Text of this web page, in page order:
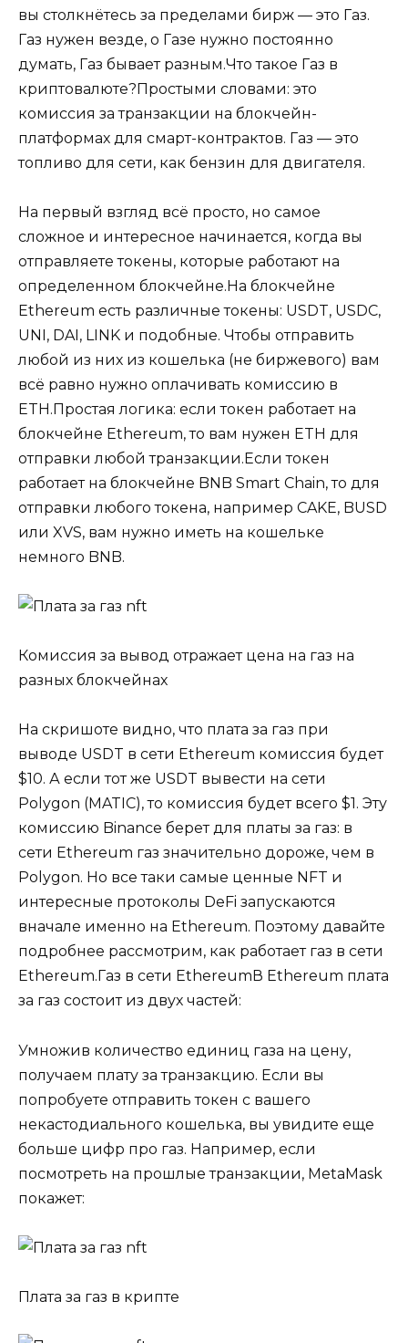
вы столкнётесь за пределами бирж — это Газ.
Газ нужен везде, о Газе нужно постоянно
думать, Газ бывает разным.Что такое Газ в
криптовалюте?Простыми словами: это
комиссия за транзакции на блокчейн-
платформах для смарт-контрактов. Газ — это
топливо для сети, как бензин для двигателя.
На первый взгляд всё просто, но самое
сложное и интересное начинается, когда вы
отправляете токены, которые работают на
определенном блокчейне.На блокчейне
Ethereum есть различные токены: USDT, USDC,
UNI, DAI, LINK и подобные. Чтобы отправить
любой из них из кошелька (не биржевого) вам
всё равно нужно оплачивать комиссию в
ETH.Простая логика: если токен работает на
блокчейне Ethereum, то вам нужен ETH для
отправки любой транзакции.Если токен
работает на блокчейне BNB Smart Chain, то для
отправки любого токена, например CAKE, BUSD
или XVS, вам нужно иметь на кошельке
немного BNB.
Комиссия за вывод отражает цена на газ на
разных блокчейнах
На скришоте видно, что плата за газ при
выводе USDT в сети Ethereum комиссия будет
$10. А если тот же USDT вывести на сети
Polygon (MATIC), то комиссия будет всего $1. Эту
комиссию Binance берет для платы за газ: в
сети Ethereum газ значительно дороже, чем в
Polygon. Но все таки самые ценные NFT и
интересные протоколы DeFi запускаются
вначале именно на Ethereum. Поэтому давайте
подробнее рассмотрим, как работает газ в сети
Ethereum.Газ в сети EthereumВ Ethereum плата
за газ состоит из двух частей:
Умножив количество единиц газа на цену,
получаем плату за транзакцию. Если вы
попробуете отправить токен с вашего
некастодиального кошелька, вы увидите еще
больше цифр про газ. Например, если
посмотреть на прошлые транзакции, MetaMask
покажет:
Плата за газ в крипте